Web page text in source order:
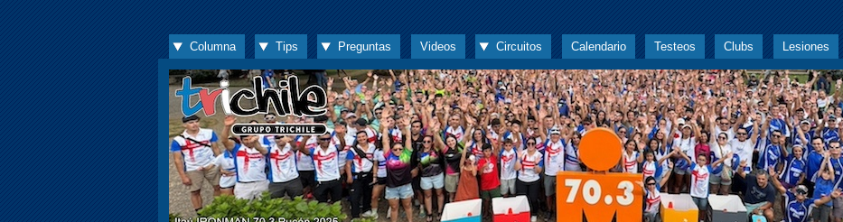
Columna Tips Preguntas Videos Circuitos Calendario Testeos Clubs Lesiones